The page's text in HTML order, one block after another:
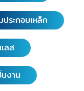
ประกอบเหล็ก
ลส
งาน